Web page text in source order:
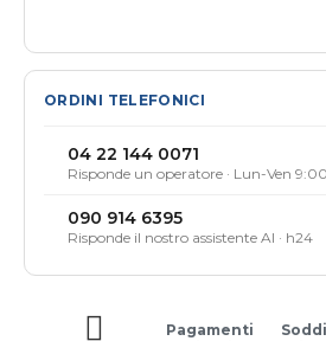
ORDINI TELEFONICI
04 22 144 0071
Risponde un operatore · Lun-Ven
090 914 6395
Risponde il nostro assistente AI · h24
Pagamenti